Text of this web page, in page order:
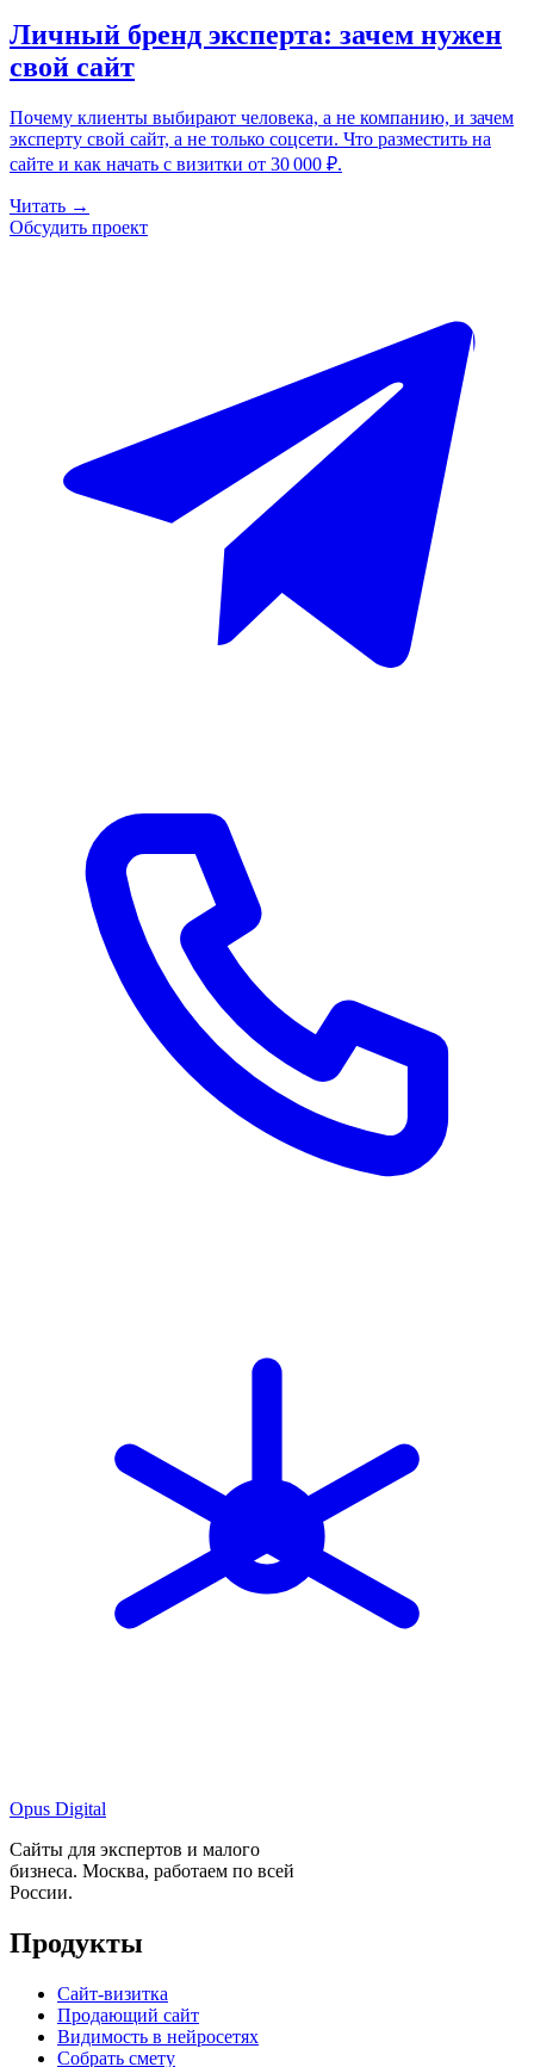
Личный бренд эксперта: зачем нужен
свой сайт
Почему клиенты выбирают человека, а не компанию, и зачем
эксперту свой сайт, а не только соцсети. Что разместить на
сайте и как начать с визитки от 30 000 ₽.
Читать →
Обсудить проект
Opus Digital
Сайты для экспертов и малого
бизнеса. Москва, работаем по всей
России.
Продукты
Сайт-визитка
Продающий сайт
Видимость в нейросетях
Собрать смету